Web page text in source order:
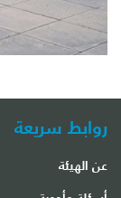
روابط سريعة
عن الهيئة